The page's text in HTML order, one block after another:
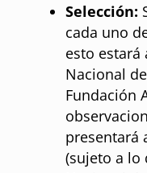
Selección:
cada uno
esto estará
Nacional
Fundación
presentará
(sujeto a lo